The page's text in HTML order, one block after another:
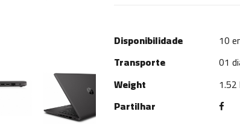
Disponibilidade 10
Transporte
01
Weight
Partilhar